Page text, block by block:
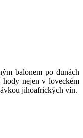
balonem po dunách
hody nejen v loveckém
jihoafrických vín.